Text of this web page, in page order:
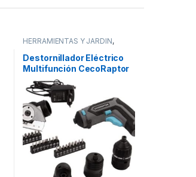
HERRAMIENTAS Y JARDÍN,
DISTRIBUIDOR OFICIAL
,
TODOS
Destornillador Eléctrico
Multifunción CecoRaptor
Perfect MultiWork 360
Ultra